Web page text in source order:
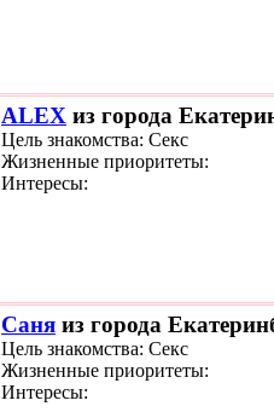
ALEX из города
Цель знакомства: Секс
Жизненные приоритеты:
Интересы:
Саня из города
Цель знакомства: Секс
Жизненные приоритеты:
Интересы: